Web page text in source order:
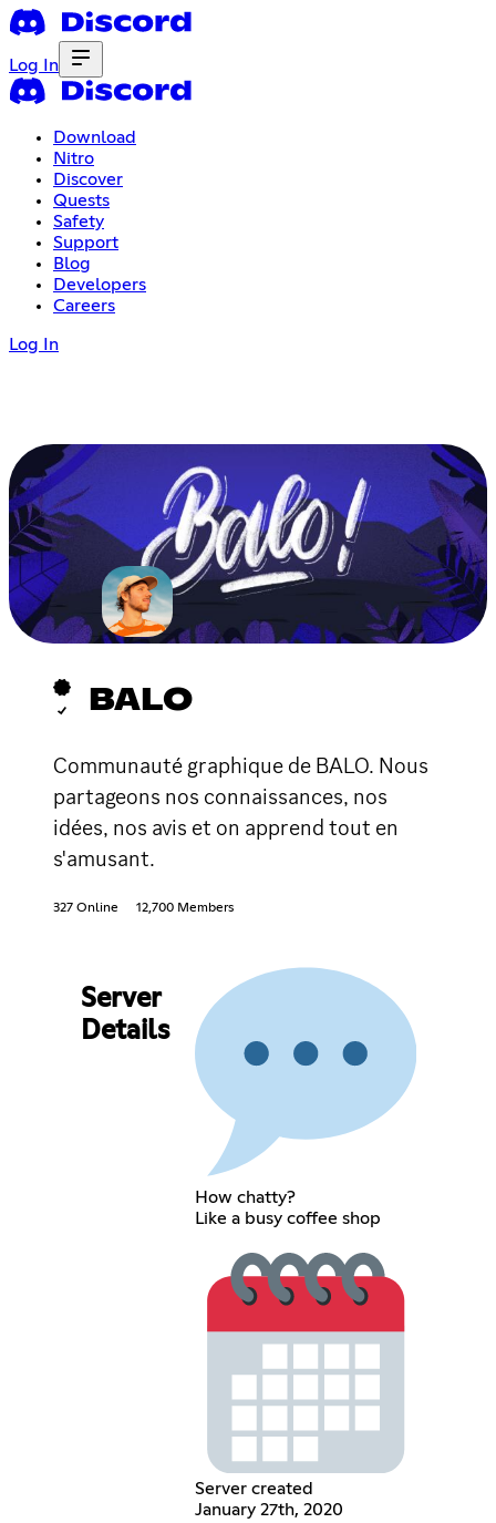
Log In
Download
Nitro
Discover
Quests
Safety
Support
Blog
Developers
Careers
Log In
BALO
Communauté graphique de BALO. Nous
partageons nos connaissances, nos
idées, nos avis et on apprend tout en
s'amusant.
327 Online 12,700 Members
Server
Details
How chatty?
Like a busy coffee shop
Server created
January 27th, 2020